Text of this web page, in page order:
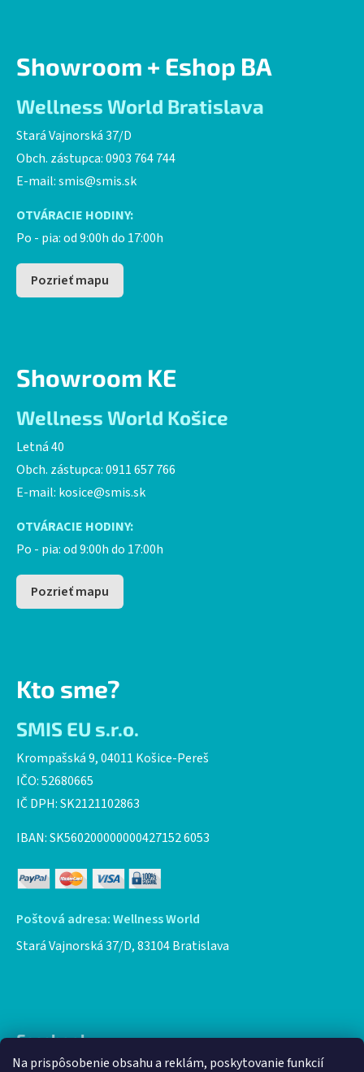
Na prispôsobenie obsahu a reklám, poskytovanie funkcií
Showroom + Eshop BA
Wellness World Bratislava
Stará Vajnorská 37/D
Obch. zástupca: 0903 764 744
E-mail:smis@smis.sk
OTVÁRACIE HODINY:
Po - pia: od 9:00h do 17:00h
Pozrieť mapu
Showroom KE
Wellness World Košice
Letná 40
Obch. zástupca: 0911 657 766
E-mail: kosice@smis.sk
OTVÁRACIE HODINY:
Po - pia: od 9:00h do 17:00h
Pozrieť mapu
Kto sme?
SMIS EU s.r.o.
Krompašská 9, 04011 Košice-Pereš
IČO: 52680665
IČ DPH: SK2121102863
IBAN: SK560200000000427152 6053
Poštová adresa: Wellness World
Stará Vajnorská 37/D, 83104 Bratislava
Facebook